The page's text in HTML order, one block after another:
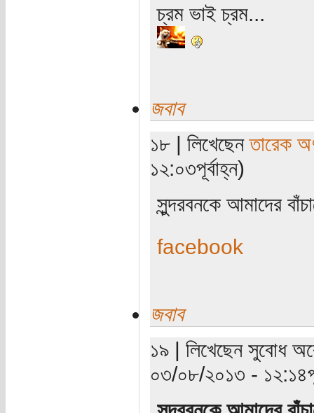
চ্রম ভাই চ্রম...
জবাব
১৮ | লিখেছেনতারেক
১২:০৩পূর্বাহ্ন)
সুন্দরবনকে আমাদের
facebook
জবাব
১৯ | লিখেছেন সুবোধ
০৩/০৮/২০১৩ -